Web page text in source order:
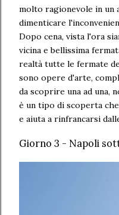
molto ragionevole in un
dimenticare
Dopo cena, vista l'ora
vicina e bellissima
realtà tutte le fermate
sono opere d'arte,
da scoprire una ad una,
è un tipo di scoperta
e aiuta a rinfrancarsi
Giorno 3 - Napoli